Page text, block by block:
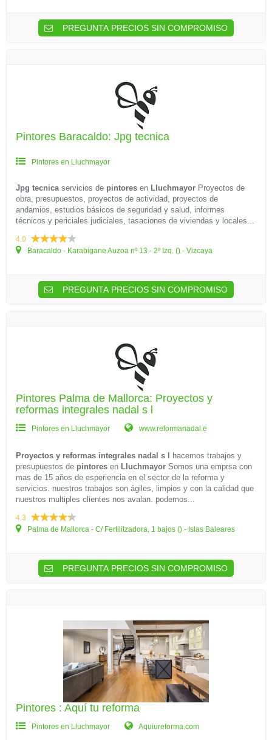
PREGUNTA PRECIOS SIN COMPROMISO
Pintores Baracaldo: Jpg tecnica
Pintores en Lluchmayor
Jpg tecnicaservicios de pintores en Lluchmayor Proyectos de
obra, presupuestos, proyectos de actividad, proyectos de
andamios, estudios básicos de seguridad y salud, informes
técnicos y periciales judiciales, tasaciones de viviendas y locales...
4.0
Baracaldo - Karabigane Auzoa nº 13 - 2º Izq. () - Vizcaya
PREGUNTA PRECIOS SIN COMPROMISO
Pintores Palma de Mallorca: Proyectos y
reformas integrales nadal s l
Pintores en Lluchmayor www.reformanadal.e
Proyectos y reformas integrales nadal s l
hacemos trabajos y
presupuestos de pintores en Lluchmayor Somos una emprsa con
mas de 15 años de esperiencia en el sector de la reforma y
servicios. nuestros trabajos son ágiles, limpios y con la calidad que
nuestros multiples clientes nos avalan. podemos...
4.3
Palma de Mallorca - C/ Fertilitzadora, 1 bajos () - Islas Baleares
PREGUNTA PRECIOS SIN COMPROMISO
Pintores : Aquí tu reforma
Pintores en Lluchmayor Aquiureforma.com